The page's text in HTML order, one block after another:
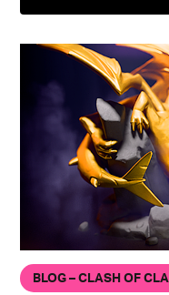
BLOG – CLASH OF